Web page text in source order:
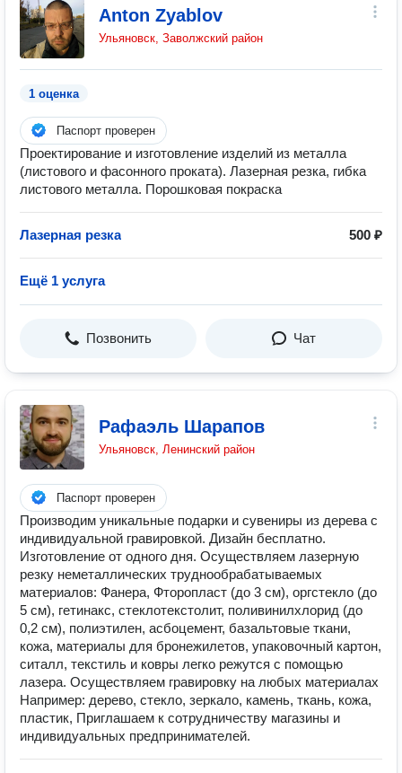
Anton Zyablov
Ульяновск, Заволжский район
1 оценка
Паспорт проверен
Проектирование и изготовление изделий из металла
(листового и фасонного проката). Лазерная резка, гибка
листового металла. Порошковая покраска
Лазерная резка 500 ₽
Ещё 1 услуга
Позвонить Чат
Рафаэль Шарапов
Ульяновск, Ленинский район
Паспорт проверен
Производим уникальные подарки и сувениры из дерева с
индивидуальной гравировкой. Дизайн бесплатно.
Изготовление от одного дня. Осуществляем лазерную
резку неметаллических труднообрабатываемых
материалов: Фанера, Фторопласт (до 3 см), оргстекло (до
5 см), гетинакс, стеклотекстолит, поливинилхлорид (до
0,2 см), полиэтилен, асбоцемент, базальтовые ткани,
кожа, материалы для бронежилетов, упаковочный картон,
ситалл, текстиль и ковры легко режутся с помощью
лазера. Осуществляем гравировку на любых материалах
Например: дерево, стекло, зеркало, камень, ткань, кожа,
пластик, Приглашаем к сотрудничеству магазины и
индивидуальных предпринимателей.